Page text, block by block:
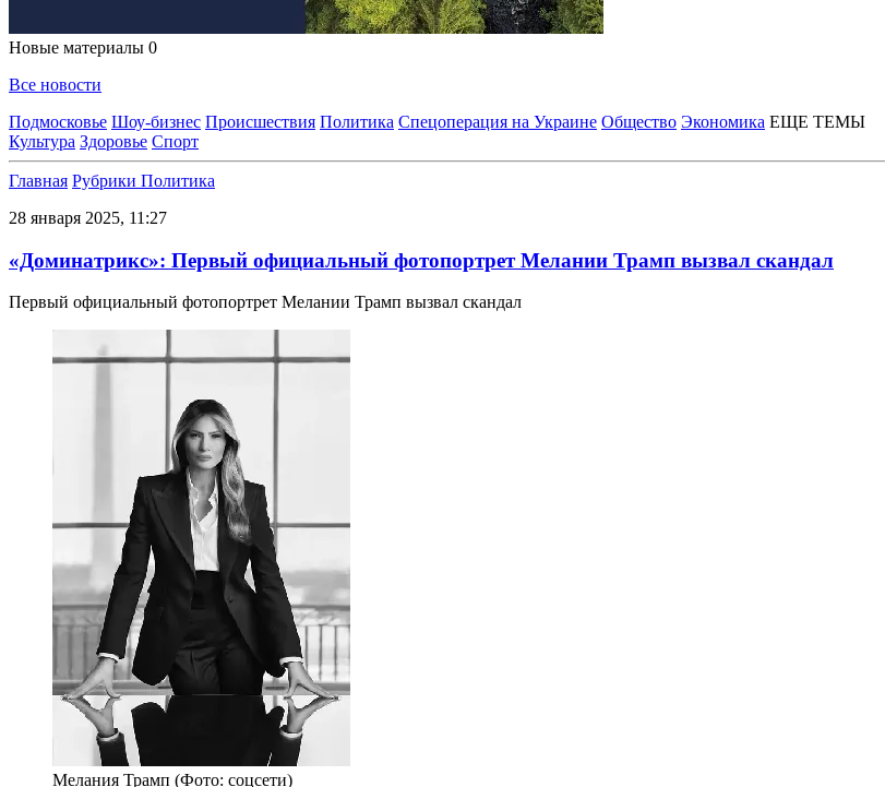
Новые материалы 0
Все новости
Подмосковье Шоу-бизнес Происшествия Политика Спецоперация на Украине Общество Экономика ЕЩЕ ТЕМЫ
Культура Здоровье Спорт
Главная Рубрики Политика
28 января 2025, 11:27
«Доминатрикс»: Первый официальный фотопортрет Мелании Трамп вызвал скандал
Первый официальный фотопортрет Мелании Трамп вызвал скандал
Мелания Трамп (Фото: соцсети)